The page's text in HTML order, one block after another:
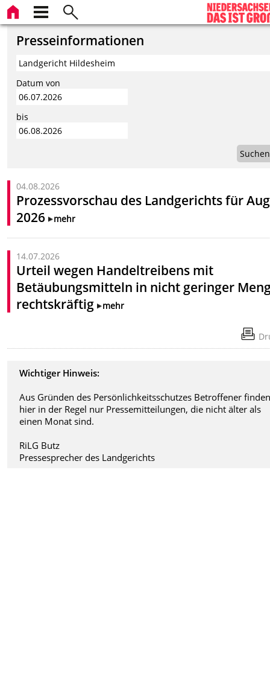
Presseinformationen
Datum von
bis
Suchen
04.08.2026
Prozessvorschau des Landgerichts für
2026
mehr
14.07.2026
Urteil wegen Handeltreibens mit
Betäubungsmitteln in nicht geringer
rechtskräftig
mehr
Wichtiger Hinweis:
Aus Gründen des Persönlichkeitsschutzes Betroffener
hier in der Regel nur Pressemitteilungen, die nicht älter als
einen Monat sind.
RiLG Butz
Pressesprecher des Landgerichts